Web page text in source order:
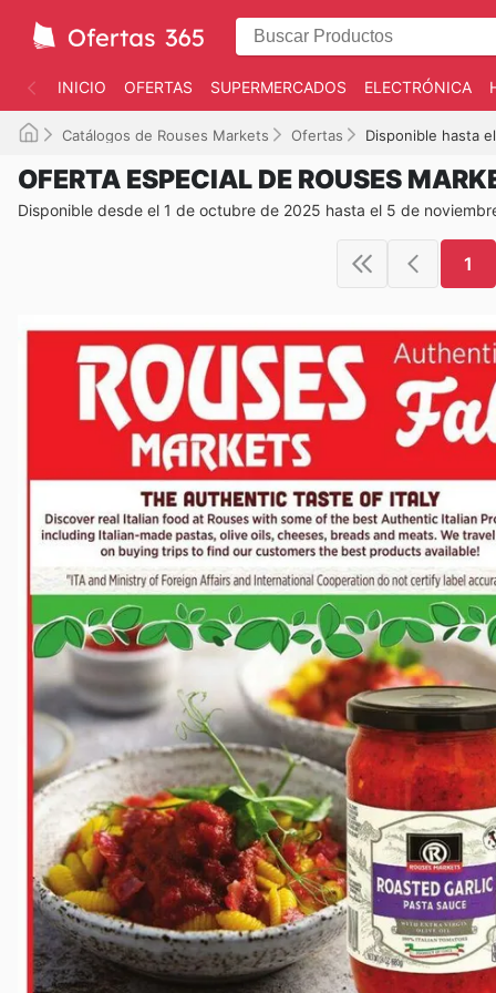
INICIO OFERTAS SUPERMERCADOS ELECTRÓNICA
Catálogos de Rouses Markets Ofertas Disponible hasta
OFERTA ESPECIAL DE ROUSES
Disponible desde el 1 de octubre de 2025 hasta el 5 de
1